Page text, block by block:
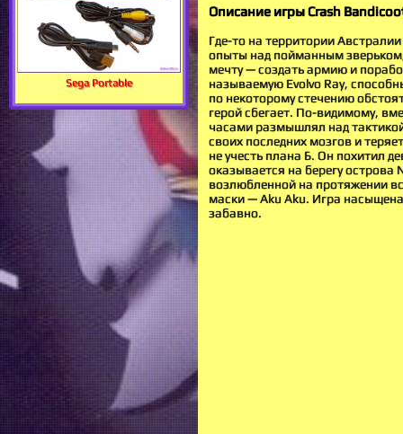
Sega Portable
Описание игры Crash
Где-то на территории
опыты над пойманным
мечту — создать армию и
называемую Evolvo Ray,
по некоторому стечению
герой сбегает. По-видимому,
часами размышлял над
своих последних мозгов и
не учесть плана Б. Он похитил
оказывается на берегу острова
возлюбленной на протяжении
маски — Aku Aku. Игра
забавно.